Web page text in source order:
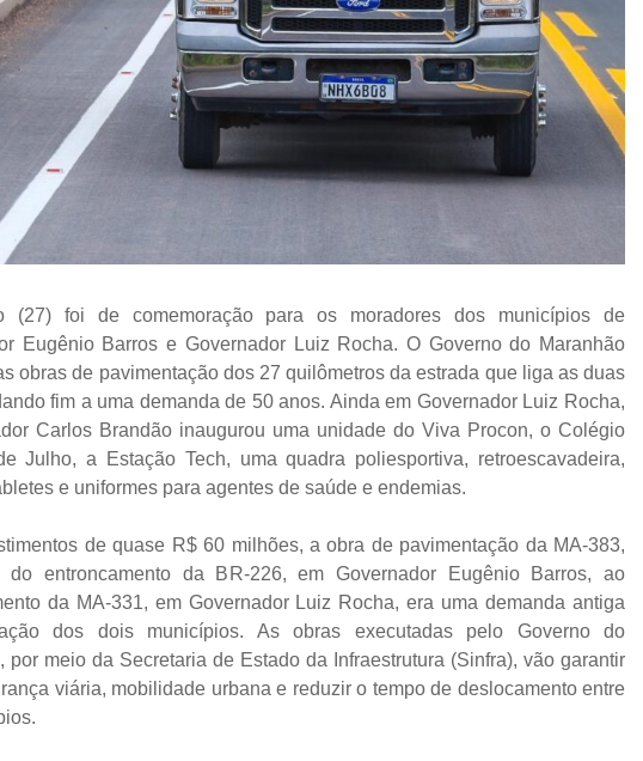
(27) foi de comemoração para os moradores dos municípios de
Eugênio Barros e Governador Luiz Rocha. O Governo do Maranhão
obras de pavimentação dos 27 quilômetros da estrada que liga as duas
fim a uma demanda de 50 anos. Ainda em Governador Luiz Rocha,
Carlos Brandão inaugurou uma unidade do Viva Procon, o Colégio
Julho, a Estação Tech, uma quadra poliesportiva, retroescavadeira,
e uniformes para agentes de saúde e endemias.
de quase R$ 60 milhões, a obra de pavimentação da MA-383,
do entroncamento da BR-226, em Governador Eugênio Barros, ao
da MA-331, em Governador Luiz Rocha, era uma demanda antiga
dos dois municípios. As obras executadas pelo Governo do
por meio da Secretaria de Estado da Infraestrutura (Sinfra), vão garantir
viária, mobilidade urbana e reduzir o tempo de deslocamento entre